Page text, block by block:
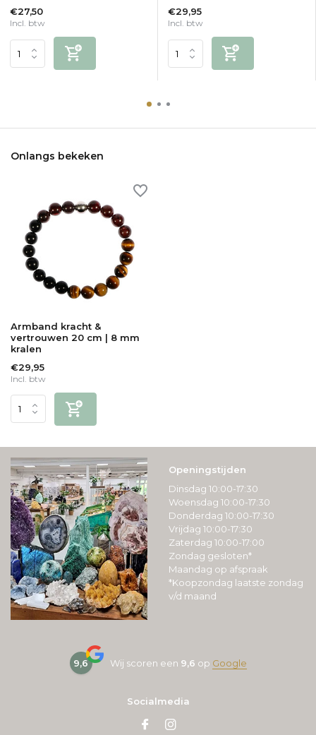
€27,50
Incl. btw
€29,95
Incl. btw
Onlangs bekeken
Armband kracht &
vertrouwen 20 cm | 8 mm
kralen
€29,95
Incl. btw
Openingstijden
Dinsdag 10:00-17:30
Woensdag 10:00-17:30
Donderdag 10:00-17:30
Vrijdag 10:00-17:30
Zaterdag 10:00-17:00
Zondag gesloten*
Maandag op afspraak
*Koopzondag laatste zondag
v/d maand
9,6 Wij scoren een 9,6 op Google
Socialmedia